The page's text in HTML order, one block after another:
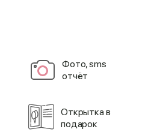
Фото, sms
отчёт
Открытка в
подарок